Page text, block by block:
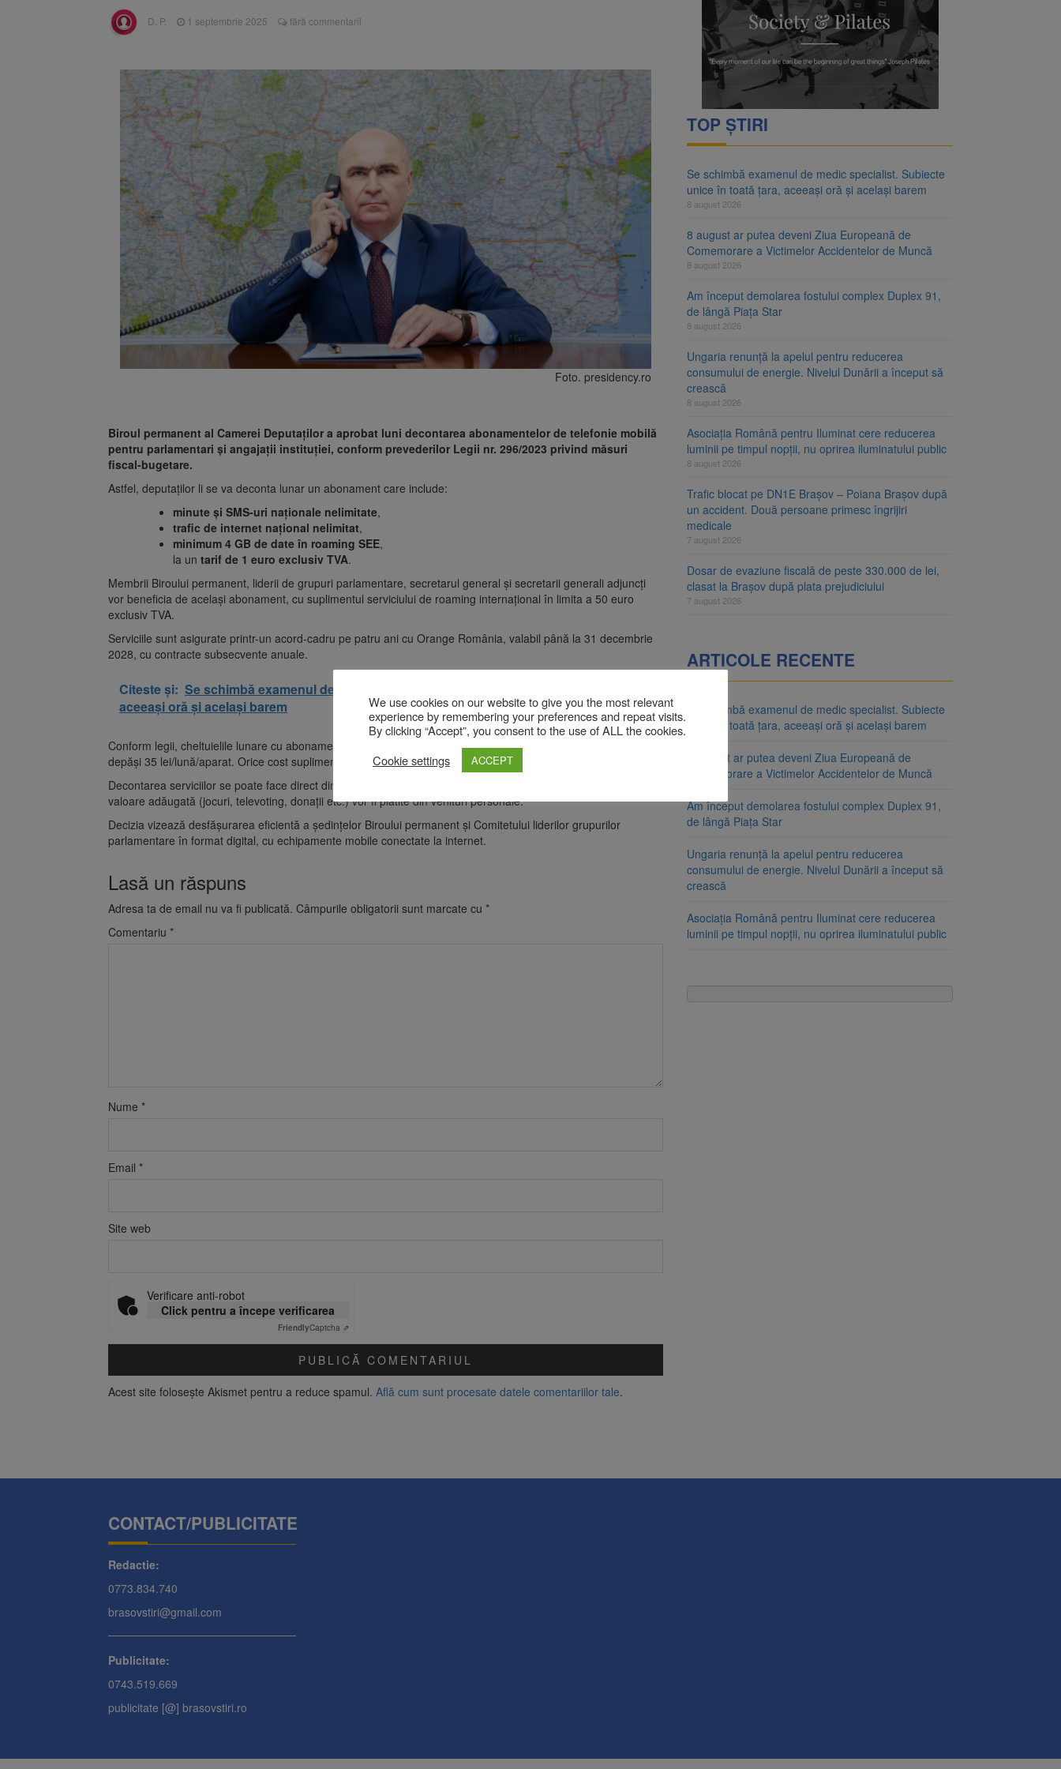
Trafic blocat pe DN1E Brașov – Poiana Brașov după un accident. Două persoane primesc îngrijiri
medicale
Se schimbă examenul de medic specialist. Subiecte unice în toată țara, aceeași oră și același barem
D. P. 1 septembrie 2025 fără commentarii
Foto. presidency.ro
Biroul permanent al Camerei Deputaților a aprobat luni decontarea abonamentelor de telefonie mobilă
pentru parlamentari și angajații instituției, conform prevederilor Legii nr. 296/2023 privind măsuri
fiscal-bugetare.
Astfel, deputaților li se va deconta lunar un abonament care include:
minute și SMS-uri naționale nelimitate,
trafic de internet național nelimitat,
minimum 4 GB de date în roaming SEE,
la un tarif de 1 euro exclusiv TVA.
Membrii Biroului permanent, liderii de grupuri parlamentare, secretarul general și secretarii generali adjuncți
vor beneficia de același abonament, cu suplimentul serviciului de roaming internațional în limita a 50 euro
exclusiv TVA.
Serviciile sunt asigurate printr-un acord-cadru pe patru ani cu Orange România, valabil până la 31 decembrie
2028, cu contracte subsecvente anuale.
Citeste și: Se schimbă examenul de medic specialist. Subiecte unice în toată țara,
aceeași oră și același barem
Conform legii, cheltuielile lunare cu abonamentele de telefonie mobilă decontate din fonduri publice nu pot
depăși 35 lei/lună/aparat. Orice cost suplimentar este suportat de personalul beneficiar al serviciilor.
Decontarea serviciilor se poate face direct din salariu sau prin casieria Camerei Deputaților. Serviciile cu
valoare adăugată (jocuri, televoting, donații etc.) vor fi plătite din venituri personale.
Decizia vizează desfășurarea eficientă a ședințelor Biroului permanent și Comitetului liderilor grupurilor
parlamentare în format digital, cu echipamente mobile conectate la internet.
Lasă un răspuns
Adresa ta de email nu va fi publicată. Câmpurile obligatorii sunt marcate cu *
Comentariu *
Nume *
Email *
Site web
Verificare anti-robot
Click pentru a începe verificarea
FriendlyCaptcha ⇗
Acest site folosește Akismet pentru a reduce spamul. Află cum sunt procesate datele comentariilor tale.
TOP ȘTIRI
Se schimbă examenul de medic specialist. Subiecte
unice în toată țara, aceeași oră și același barem
8 august 2026
8 august ar putea deveni Ziua Europeană de
Comemorare a Victimelor Accidentelor de Muncă
8 august 2026
Am început demolarea fostului complex Duplex 91,
de lângă Piața Star
8 august 2026
Ungaria renunță la apelul pentru reducerea
consumului de energie. Nivelul Dunării a început să
crească
8 august 2026
Asociația Română pentru Iluminat cere reducerea
luminii pe timpul nopții, nu oprirea iluminatului public
8 august 2026
Trafic blocat pe DN1E Brașov – Poiana Brașov după
un accident. Două persoane primesc îngrijiri
medicale
7 august 2026
Dosar de evaziune fiscală de peste 330.000 de lei,
clasat la Brașov după plata prejudiciului
7 august 2026
ARTICOLE RECENTE
Se schimbă examenul de medic specialist. Subiecte
unice în toată țara, aceeași oră și același barem
8 august ar putea deveni Ziua Europeană de
Comemorare a Victimelor Accidentelor de Muncă
Am început demolarea fostului complex Duplex 91,
de lângă Piața Star
Ungaria renunță la apelul pentru reducerea
consumului de energie. Nivelul Dunării a început să
crească
Asociația Română pentru Iluminat cere reducerea
luminii pe timpul nopții, nu oprirea iluminatului public
CONTACT/PUBLICITATE
Redactie:
0773.834.740
brasovstiri@gmail.com
Publicitate:
0743.519.669
publicitate [@] brasovstiri.ro
We use cookies on our website to give you the most relevant
experience by remembering your preferences and repeat visits.
By clicking “Accept”, you consent to the use of ALL the cookies.
Cookie settings
ACCEPT